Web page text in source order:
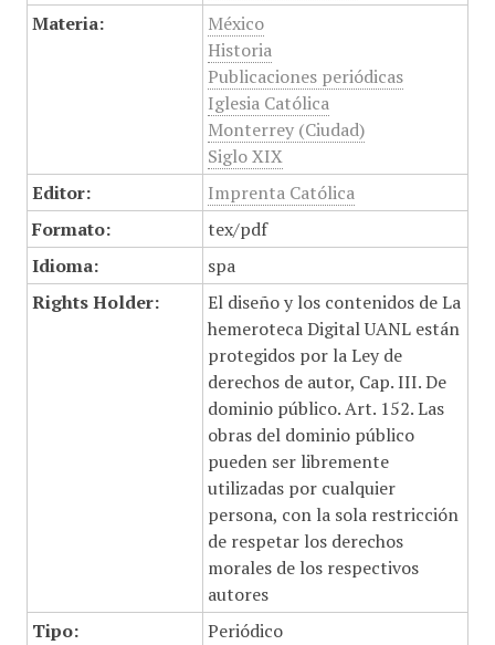
Materia:
México
Historia
Publicaciones periódicas
Iglesia Católica
Monterrey (Ciudad)
Siglo XIX
Editor:
Imprenta Católica
Formato:
tex/pdf
Idioma:
spa
Rights Holder:
El diseño y los contenidos de La
hemeroteca Digital UANL están
protegidos por la Ley de
derechos de autor, Cap. III. De
dominio público. Art. 152. Las
obras del dominio público
pueden ser libremente
utilizadas por cualquier
persona, con la sola restricción
de respetar los derechos
morales de los respectivos
autores
Tipo:
Periódico